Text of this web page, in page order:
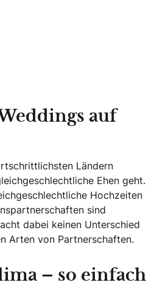
auf
Ländern
Ehen geht.
Hochzeiten
sind
dabei keinen Unterschied
Arten von Partnerschaften.
– so einfach